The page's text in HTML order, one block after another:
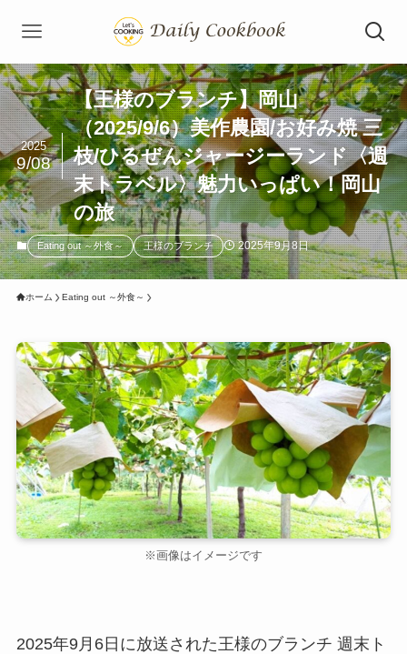
【王様のブランチ】岡山
（2025/9/6）美作農園/お好み焼 三
枝/ひるぜんジャージーランド〈週
末トラベル〉魅力いっぱい！岡山
の旅
2025
9/08
Eating out ～外食～ 王様のブランチ 2025年9月8日
ホーム Eating out ～外食～
※画像はイメージです
2025年9月6日に放送された王様のブランチ 週末ト